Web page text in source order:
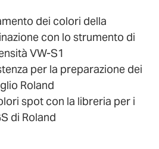
dei colori della
con lo strumento di
VW-S1
per la preparazione dei
Roland
spot con la libreria per i
di Roland